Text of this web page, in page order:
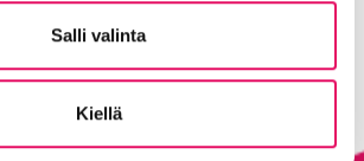
Salli valinta
Kiellä